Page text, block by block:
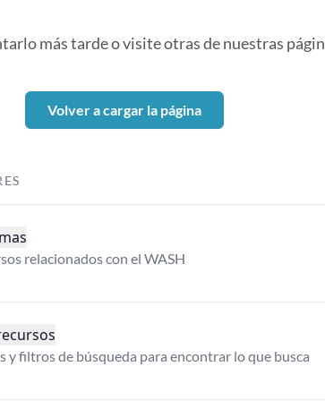
más tarde o visite otras de nuestras
Volver a cargar la página
relacionados con el WASH
y filtros de búsqueda para encontrar lo que busca